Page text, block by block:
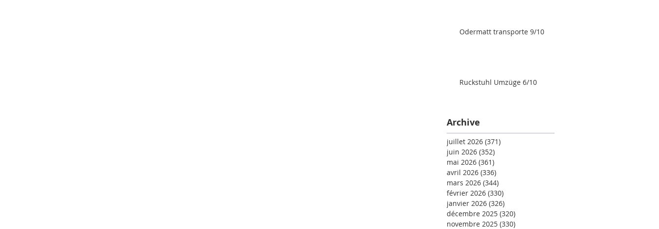
Odermatt transporte 9/10
Ruckstuhl Umzüge 6/10
Archive
juillet 2026 (371)
juin 2026 (352)
mai 2026 (361)
avril 2026 (336)
mars 2026 (344)
février 2026 (330)
janvier 2026 (326)
décembre 2025 (320)
novembre 2025 (330)